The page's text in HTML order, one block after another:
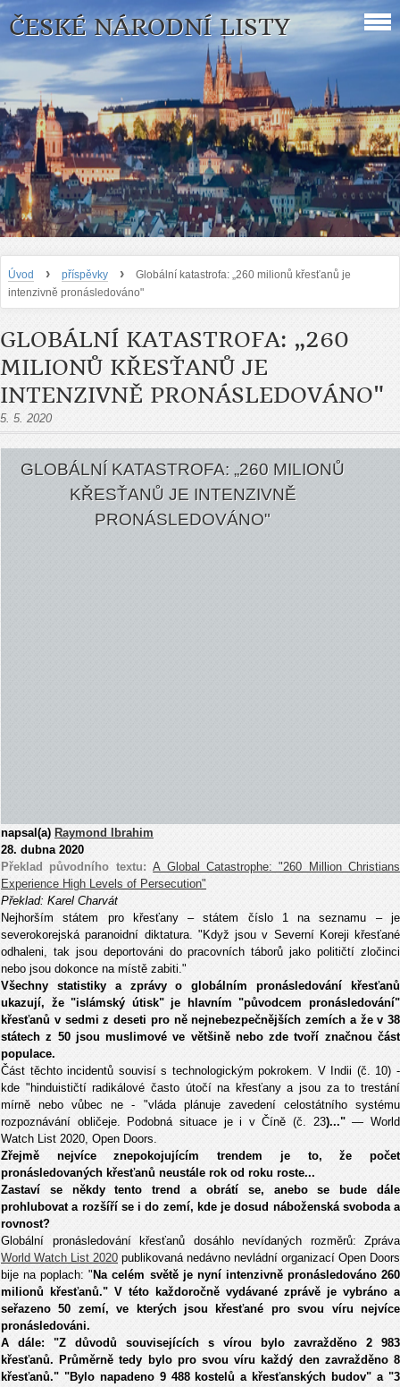
ČESKÉ NÁRODNÍ LISTY
Úvod › příspěvky ›
Globální katastrofa: „260 milionů křesťanů je
intenzivně pronásledováno"
GLOBÁLNÍ KATASTROFA: „260
MILIONŮ KŘESŤANŮ JE
INTENZIVNĚ PRONÁSLEDOVÁNO"
5. 5. 2020
GLOBÁLNÍ KATASTROFA: „260 MILIONŮ
KŘESŤANŮ JE INTENZIVNĚ
PRONÁSLEDOVÁNO"
napsal(a) Raymond Ibrahim
28. dubna 2020
Překlad původního textu:A Global Catastrophe: "260 Million Christians
Experience High Levels of Persecution"
Překlad: Karel Charvát
Nejhorším státem pro křesťany – státem číslo 1 na seznamu – je
severokorejská paranoidní diktatura. "Když jsou v Severní Koreji křesťané
odhaleni, tak jsou deportováni do pracovních táborů jako političtí zločinci
nebo jsou dokonce na místě zabiti."
Všechny statistiky a zprávy o globálním pronásledování křesťanů
ukazují, že "islámský útisk" je hlavním "původcem pronásledování"
křesťanů v sedmi z deseti pro ně nejnebezpečnějších zemích a že v 38
státech z 50 jsou muslimové ve většině nebo zde tvoří značnou část
populace.
Část těchto incidentů souvisí s technologickým pokrokem. V Indii (č. 10) -
kde "hinduističtí radikálové často útočí na křesťany a jsou za to trestání
mírně nebo vůbec ne - "vláda plánuje zavedení celostátního systému
rozpoznávání obličeje. Podobná situace je i v Číně (č. 23)..."— World
Watch List 2020, Open Doors.
Zřejmě nejvíce znepokojujícím trendem je to, že počet
pronásledovaných křesťanů neustále rok od roku roste...
Zastaví se někdy tento trend a obrátí se, anebo se bude dále
prohlubovat a rozšíří se i do zemí, kde je dosud náboženská svoboda a
rovnost?
Globální pronásledování křesťanů dosáhlo nevídaných rozměrů: Zpráva
World Watch List 2020 publikovaná nedávno nevládní organizací Open Doors
bije na poplach: " Na celém světě je nyní intenzivně pronásledováno 260
milionů křesťanů." V této každoročně vydávané zprávě je vybráno a
seřazeno 50 zemí, ve kterých jsou křesťané pro svou víru nejvíce
pronásledováni.
A dále: "Z důvodů souvisejících s vírou bylo zavražděno 2 983
křesťanů. Průměrně tedy bylo pro svou víru každý den zavražděno 8
křesťanů." "Bylo napadeno 9 488 kostelů a křesťanských budov" a "3